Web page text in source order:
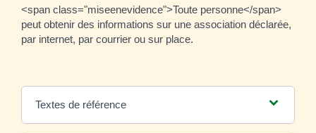
<span class="miseenevidence">Toute personne</span>
peut obtenir des informations sur une association déclarée,
par internet, par courrier ou sur place.
Textes de référence